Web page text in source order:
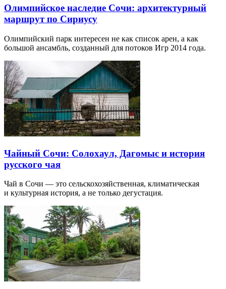
Олимпийское наследие Сочи: архитектурный
маршрут по Сириусу
Олимпийский парк интересен не как список арен, а как
большой ансамбль, созданный для потоков Игр 2014 года.
Чайный Сочи: Солохаул, Дагомыс и история
русского чая
Чай в Сочи — это сельскохозяйственная, климатическая
и культурная история, а не только дегустация.